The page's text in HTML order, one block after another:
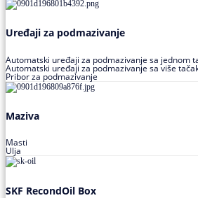
Uređaji za podmazivanje
Automatski uređaji za podmazivanje sa jednom
Automatski uređaji za podmazivanje sa više
Pribor za podmazivanje
Maziva
Masti
Ulja
SKF RecondOil Box